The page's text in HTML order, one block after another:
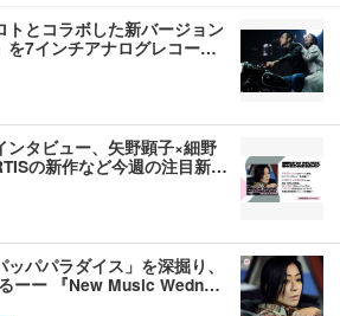
トとコラボした新バージョン
を7インチアナログレコー…
ンタビュー、矢野顕子×細野
の新作など今週の注目新…
パパラダイス」を深掘り、
ーー 『New Music Wedn…